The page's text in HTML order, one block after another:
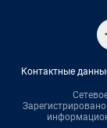
Контактные